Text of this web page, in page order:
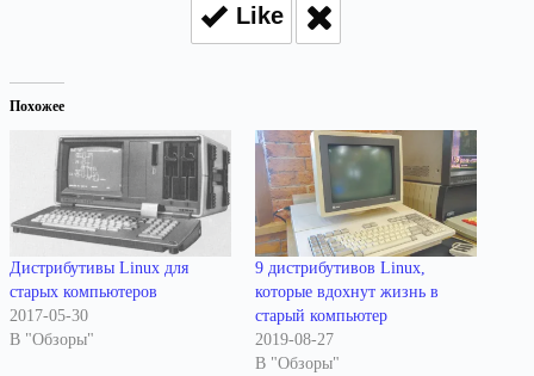
Like
Похожее
Дистрибутивы Linux для
старых компьютеров
2017-05-30
В "Обзоры"
9 дистрибутивов Linux,
которые вдохнут жизнь в
старый компьютер
2019-08-27
В "Обзоры"